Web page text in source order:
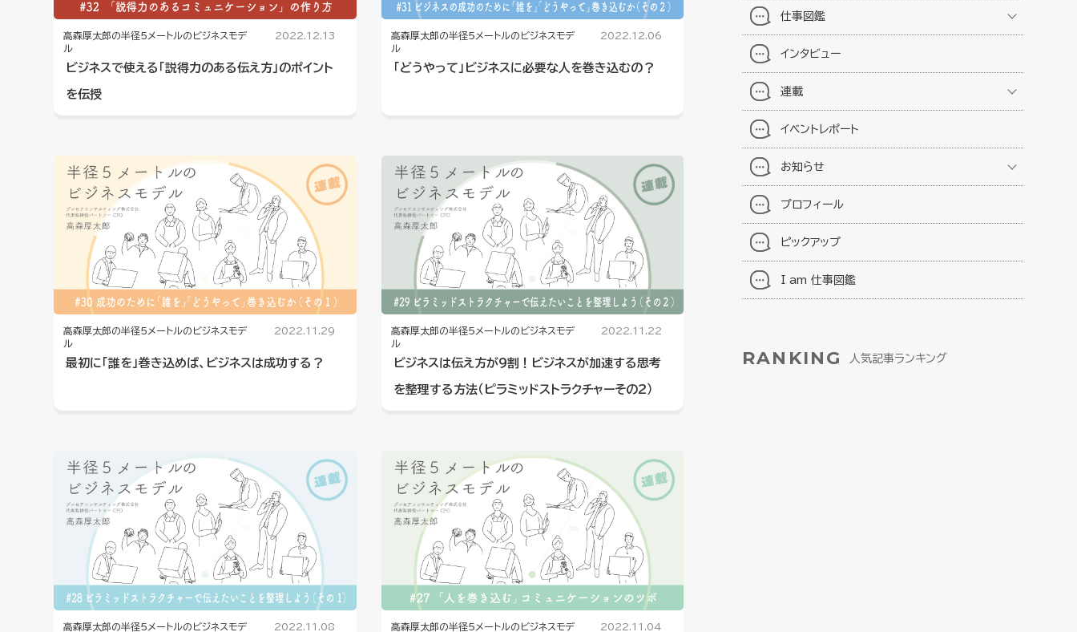
高森厚太郎の半径5メートルのビジネスモデ
ル
2022.12.13
ビジネスで使える「説得力のある伝え方」のポイント
を伝授
高森厚太郎の半径5メートルのビジネスモデ
ル
2022.12.06
「どうやって」ビジネスに必要な人を巻き込むの？
高森厚太郎の半径5メートルのビジネスモデ
ル
2022.11.29
最初に「誰を」巻き込めば、ビジネスは成功する？
高森厚太郎の半径5メートルのビジネスモデ
ル
2022.11.22
ビジネスは伝え方が９割！ビジネスが加速する思考
を整理する方法（ピラミッドストラクチャーその2）
高森厚太郎の半径5メートルのビジネスモデ
2022.11.08
高森厚太郎の半径5メートルのビジネスモデ
2022.11.04
仕事図鑑
インタビュー
連載
イベントレポート
お知らせ
プロフィール
ピックアップ
I am 仕事図鑑
RANKING 人気記事ランキング